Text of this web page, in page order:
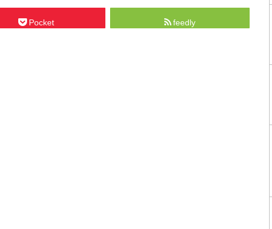
Pocket feedly